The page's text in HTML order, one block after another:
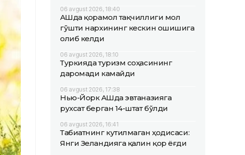
06 avgust 2026, 18:40
АҚШда қорамол тақчиллиги мол
гўшти нархининг кескин ошишига
олиб келди
06 avgust 2026, 18:10
Туркияда туризм соҳасининг
даромади камайди
06 avgust 2026, 17:38
Нью-Йорк АҚШда эвтаназияга
рухсат берган 14-штат бўлди
06 avgust 2026, 16:41
Табиатнинг кутилмаган ҳодисаси:
Янги Зеландияга қалин қор ёғди